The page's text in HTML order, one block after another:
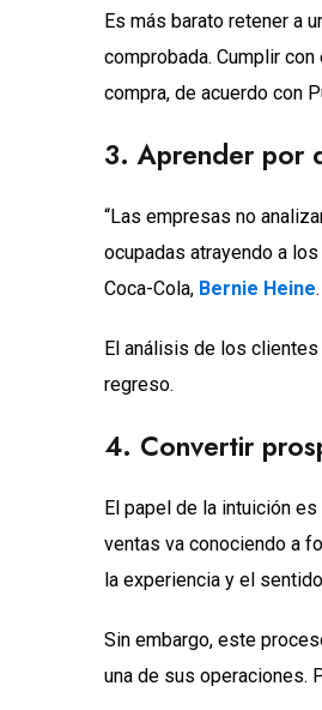
Es más barato retener a
comprobada. Cumplir
compra, de acuerdo con
3. Aprender por
“Las empresas no
ocupadas atrayendo a
Coca-Cola, Bernie Heine.
El análisis de los
regreso.
4. Convertir
El papel de la intuición
ventas va conociendo a
la experiencia y el
Sin embargo, este
una de sus operaciones.